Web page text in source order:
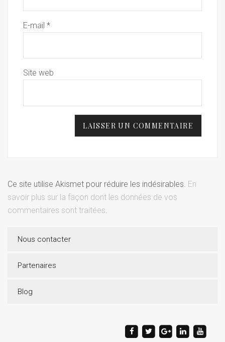
E-mail *
Site web
Ce site utilise Akismet pour réduire les indésirables. En
savoir plus sur la façon dont les données de vos
commentaires sont traitées.
Nous contacter
Partenaires
Blog